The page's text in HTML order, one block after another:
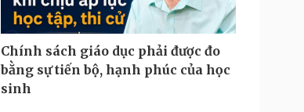
Chính sách giáo dục phải được đo
bằng sự tiến bộ, hạnh phúc của học
sinh